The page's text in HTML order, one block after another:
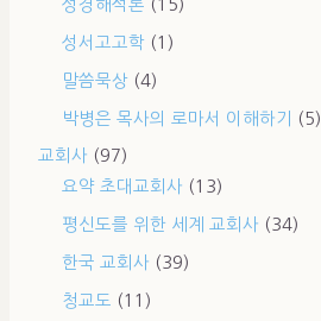
성경해석론 (15)
성서고고학 (1)
말씀묵상 (4)
박병은 목사의 로마서 이해하기 (5)
교회사 (97)
요약 초대교회사 (13)
평신도를 위한 세계 교회사 (34)
한국 교회사 (39)
청교도 (11)